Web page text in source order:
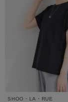
SHOO・LA・RUE